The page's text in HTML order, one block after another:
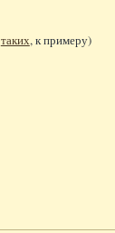
таких, к примеру)